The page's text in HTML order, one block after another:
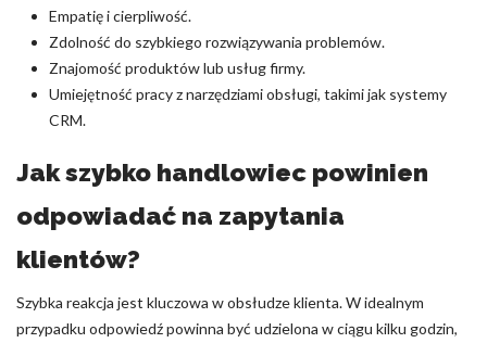
Empatię i cierpliwość.
Zdolność do szybkiego rozwiązywania problemów.
Znajomość produktów lub usług firmy.
Umiejętność pracy z narzędziami obsługi, takimi jak systemy
CRM.
Jak szybko handlowiec powinien
odpowiadać na zapytania
klientów?
Szybka reakcja jest kluczowa w obsłudze klienta. W idealnym
przypadku odpowiedź powinna być udzielona w ciągu kilku godzin,